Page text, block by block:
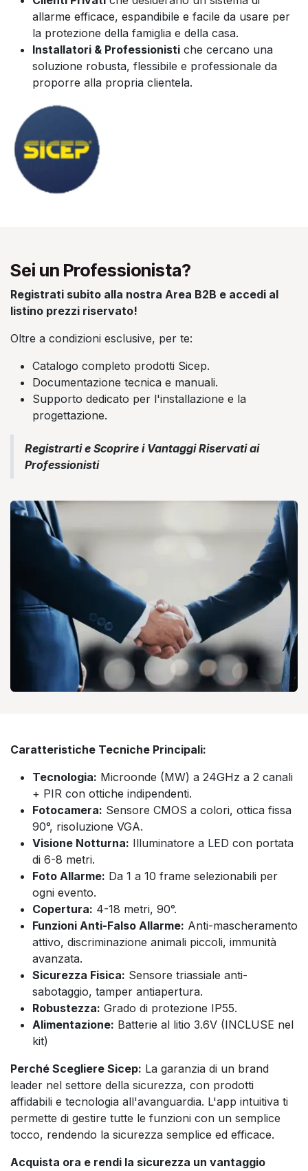
allarme efficace, espandibile e facile da usare per
la protezione della famiglia e della casa.
Installatori & Professionisti che cercano una
soluzione robusta, flessibile e professionale da
proporre alla propria clientela.
Sei un Professionista?
Registrati subito alla nostra Area B2B e accedi al
listino prezzi riservato!
Oltre a condizioni esclusive, per te:
Catalogo completo prodotti Sicep.
Documentazione tecnica e manuali.
Supporto dedicato per l'installazione e la
progettazione.
Registrarti e Scoprire i Vantaggi Riservati ai
Professionisti
Caratteristiche Tecniche Principali:
Tecnologia: Microonde (MW) a 24GHz a 2 canali
+ PIR con ottiche indipendenti.
Fotocamera: Sensore CMOS a colori, ottica fissa
90°, risoluzione VGA.
Visione Notturna: Illuminatore a LED con portata
di 6-8 metri.
Foto Allarme: Da 1 a 10 frame selezionabili per
ogni evento.
Copertura: 4-18 metri, 90°.
Funzioni Anti-Falso Allarme: Anti-mascheramento
attivo, discriminazione animali piccoli, immunità
avanzata.
Sicurezza Fisica: Sensore triassiale anti-
sabotaggio, tamper antiapertura.
Robustezza: Grado di protezione IP55.
Alimentazione: Batterie al litio 3.6V (INCLUSE nel
kit)
Perché Scegliere Sicep: La garanzia di un brand
leader nel settore della sicurezza, con prodotti
affidabili e tecnologia all'avanguardia. L'app intuitiva ti
permette di gestire tutte le funzioni con un semplice
tocco, rendendo la sicurezza semplice ed efficace.
Acquista ora e rendi la sicurezza un vantaggio